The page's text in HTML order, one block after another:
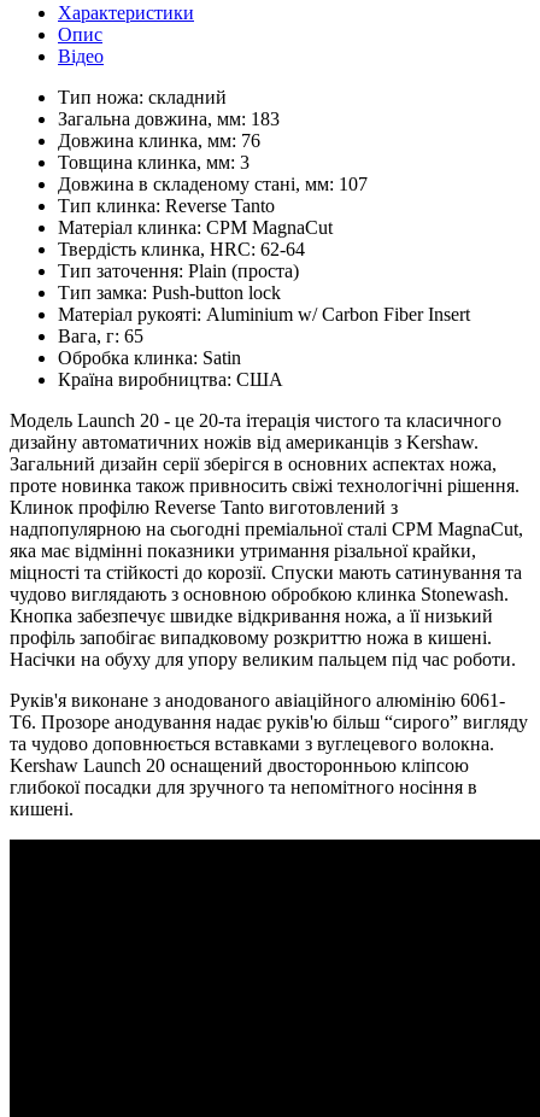
Характеристики
Опис
Відео
Тип ножа: складний
Загальна довжина, мм: 183
Довжина клинка, мм: 76
Товщина клинка, мм: 3
Довжина в складеному стані, мм: 107
Тип клинка: Reverse Tanto
Матеріал клинка: CPM MagnaCut
Твердість клинка, HRC: 62-64
Тип заточення: Plain (проста)
Тип замка: Push-button lock
Матеріал рукояті: Aluminium w/ Carbon Fiber Insert
Вага, г: 65
Обробка клинка: Satin
Країна виробництва: США
Модель Launch 20 - це 20-та ітерація чистого та класичного
дизайну автоматичних ножів від американців з Kershaw.
Загальний дизайн серії зберігся в основних аспектах ножа,
проте новинка також привносить свіжі технологічні рішення.
Клинок профілю Reverse Tanto виготовлений з
надпопулярною на сьогодні преміальної сталі CPM MagnaCut,
яка має відмінні показники утримання різальної крайки,
міцності та стійкості до корозії. Спуски мають сатинування та
чудово виглядають з основною обробкою клинка Stonewash.
Кнопка забезпечує швидке відкривання ножа, а її низький
профіль запобігає випадковому розкриттю ножа в кишені.
Насічки на обуху для упору великим пальцем під час роботи.
Руків'я виконане з анодованого авіаційного алюмінію 6061-
T6. Прозоре анодування надає руків'ю більш “сирого” вигляду
та чудово доповнюється вставками з вуглецевого волокна.
Kershaw Launch 20 оснащений двосторонньою кліпсою
глибокої посадки для зручного та непомітного носіння в
кишені.